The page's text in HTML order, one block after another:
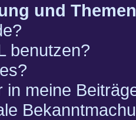
und
benutzen?
in meine